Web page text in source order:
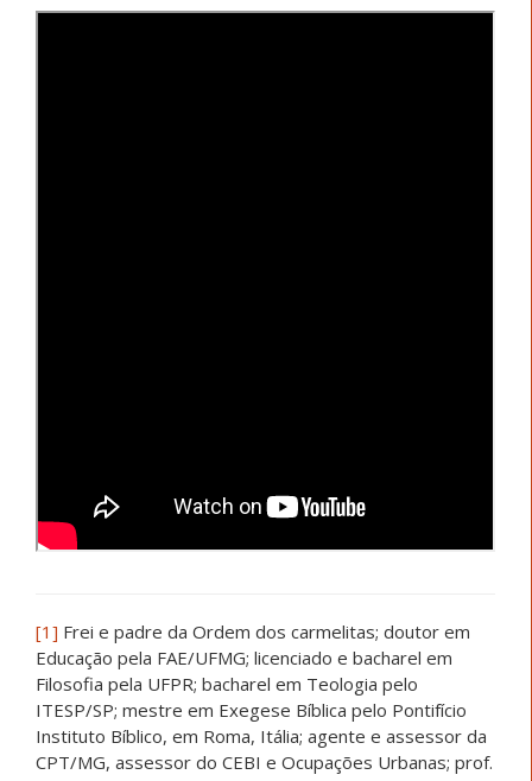
[1] Frei e padre da Ordem dos carmelitas; doutor em
Educação pela FAE/UFMG; licenciado e bacharel em
Filosofia pela UFPR; bacharel em Teologia pelo
ITESP/SP; mestre em Exegese Bíblica pelo Pontifício
Instituto Bíblico, em Roma, Itália; agente e assessor da
CPT/MG, assessor do CEBI e Ocupações Urbanas; prof.